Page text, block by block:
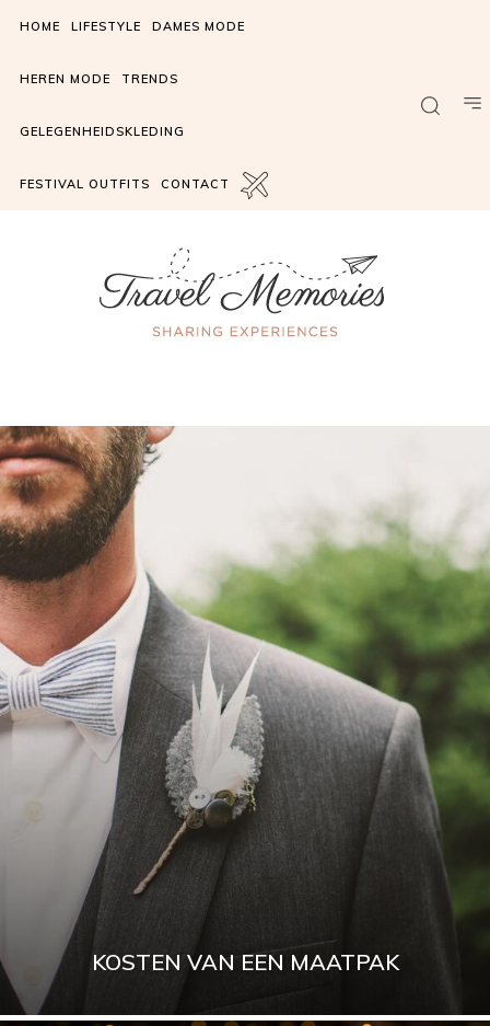
HOME LIFESTYLE DAMES MODE
HEREN MODE TRENDS
GELEGENHEIDSKLEDING
FESTIVAL OUTFITS CONTACT
KOSTEN VAN EEN MAATPAK